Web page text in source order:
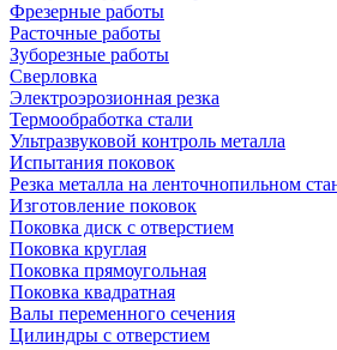
Фрезерные работы
Расточные работы
Зуборезные работы
Сверловка
Электроэрозионная резка
Термообработка стали
Ультразвуковой контроль металла
Испытания поковок
Резка металла на ленточнопильном
Изготовление поковок
Поковка диск с отверстием
Поковка круглая
Поковка прямоугольная
Поковка квадратная
Валы переменного сечения
Цилиндры с отверстием